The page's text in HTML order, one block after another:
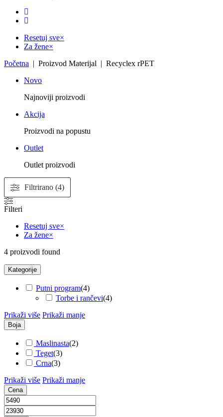
Resetuj sve×
Za žene×
Početna | Proizvod Materijal | Recyclex rPET
Novo
Najnoviji proizvodi
Akcija
Proizvodi na popustu
Outlet
Outlet proizvodi
Filtrirano (4)
Filteri
Resetuj sve×
Za žene×
4 proizvodi found
Kategorije
Putni program(4)
Torbe i rančevi(4)
Prikaži više Prikaži manje
Boja
Maslinasta(2)
Teget(3)
Crna(3)
Prikaži više Prikaži manje
Cena